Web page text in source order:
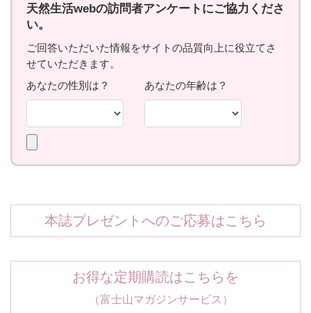
本誌プレゼントへのご応募はこちら
お得な定期購読はこちらを
（富士山マガジンサービス）